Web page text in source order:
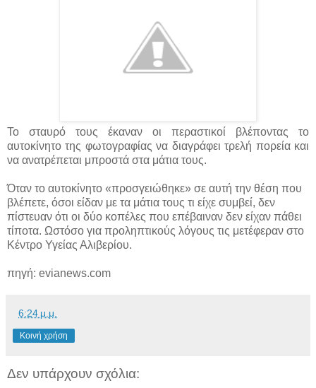
Το σταυρό τους έκαναν οι περαστικοί βλέποντας το
αυτοκίνητο της φωτογραφίας να διαγράφει τρελή πορεία και
να ανατρέπεται μπροστά στα μάτια τους.
Όταν το αυτοκίνητο «προσγειώθηκε» σε αυτή την θέση που
βλέπετε, όσοι είδαν με τα μάτια τους τι είχε συμβεί, δεν
πίστευαν ότι οι δύο κοπέλες που επέβαιναν δεν είχαν πάθει
τίποτα. Ωστόσο για προληπτικούς λόγους τις μετέφεραν στο
Κέντρο Υγείας Αλιβερίου.
πηγή: evianews.com
6:24 μ.μ.
Κοινή χρήση
Δεν υπάρχουν σχόλια: